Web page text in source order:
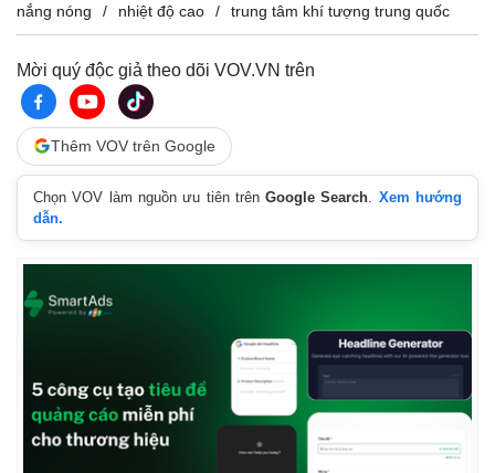
nắng nóng
nhiệt độ cao trung tâm khí tượng trung quốc
Mời quý độc giả theo dõi VOV.VN trên
Thêm VOV trên Google
Chọn VOV làm nguồn ưu tiên trênGoogle Search
Xem hướng
dẫn.